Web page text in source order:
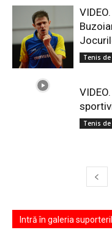
Tenis de
Tenis de
Intră în galeria